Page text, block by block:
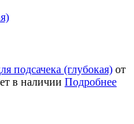
подсачека (глубокая) от
в наличии Подробнее